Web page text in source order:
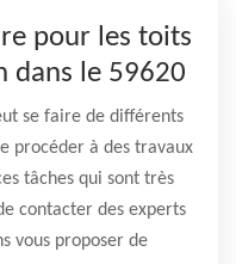
pour les toits
dans le 59620
se faire de différents
procéder à des travaux
tâches qui sont très
contacter des experts
vous proposer de